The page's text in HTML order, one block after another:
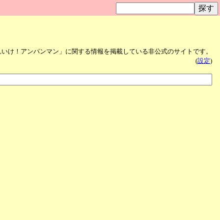
け！アンパンマン」に関する情報を掲載している非公式のサイトです。
(設定)